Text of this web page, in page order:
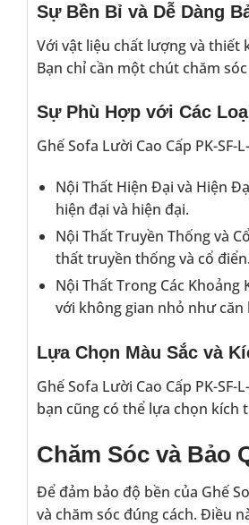
Sự Bền Bỉ và Dễ Dàng
Với vật liệu chất lượng và thiết
Bạn chỉ cần một chút chăm
Sự Phù Hợp với Các
Ghế Sofa Lười Cao Cấp PK-
Nội Thất Hiện Đại và Hiện
hiện đại và hiện đại.
Nội Thất Truyền Thống và
thất truyền thống và cổ điển.
Nội Thất Trong Các
với không gian nhỏ như căn
Lựa Chọn Màu Sắc và
Ghế Sofa Lười Cao Cấp PK-
bạn cũng có thể lựa chọn kích
Chăm Sóc và Bảo
Để đảm bảo độ bền của Ghế
và chăm sóc đúng cách. Điều